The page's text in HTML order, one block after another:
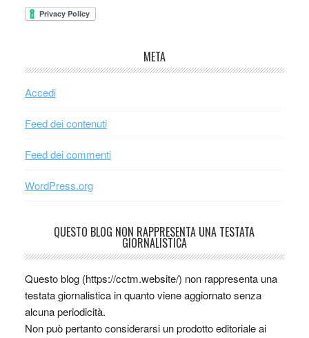
META
Accedi
Feed dei contenuti
Feed dei commenti
WordPress.org
QUESTO BLOG NON RAPPRESENTA UNA TESTATA
GIORNALISTICA
Questo blog (https://cctm.website/) non rappresenta una
testata giornalistica in quanto viene aggiornato senza
alcuna periodicità.
Non può pertanto considerarsi un prodotto editoriale ai